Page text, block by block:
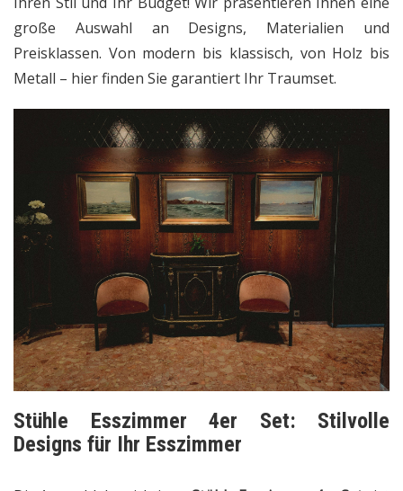
große Auswahl an Designs, Materialien und
Preisklassen. Von modern bis klassisch, von Holz bis
Metall – hier finden Sie garantiert Ihr Traumset.
Stühle Esszimmer 4er Set: Stilvolle
Designs für Ihr Esszimmer